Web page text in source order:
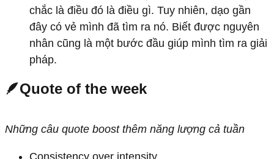
chắc là điều đó là điều gì. Tuy nhiên, dạo gần
đây có vẻ mình đã tìm ra nó. Biết được nguyên
nhân cũng là một bước đầu giúp mình tìm ra giải
pháp.
🪶Quote of the week
Những câu quote boost thêm năng lượng cả tuần
Consistency over intensity